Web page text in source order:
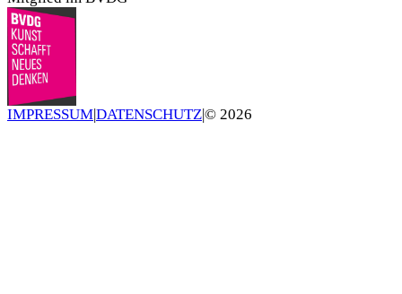
IMPRESSUM|DATENSCHUTZ|© 2026